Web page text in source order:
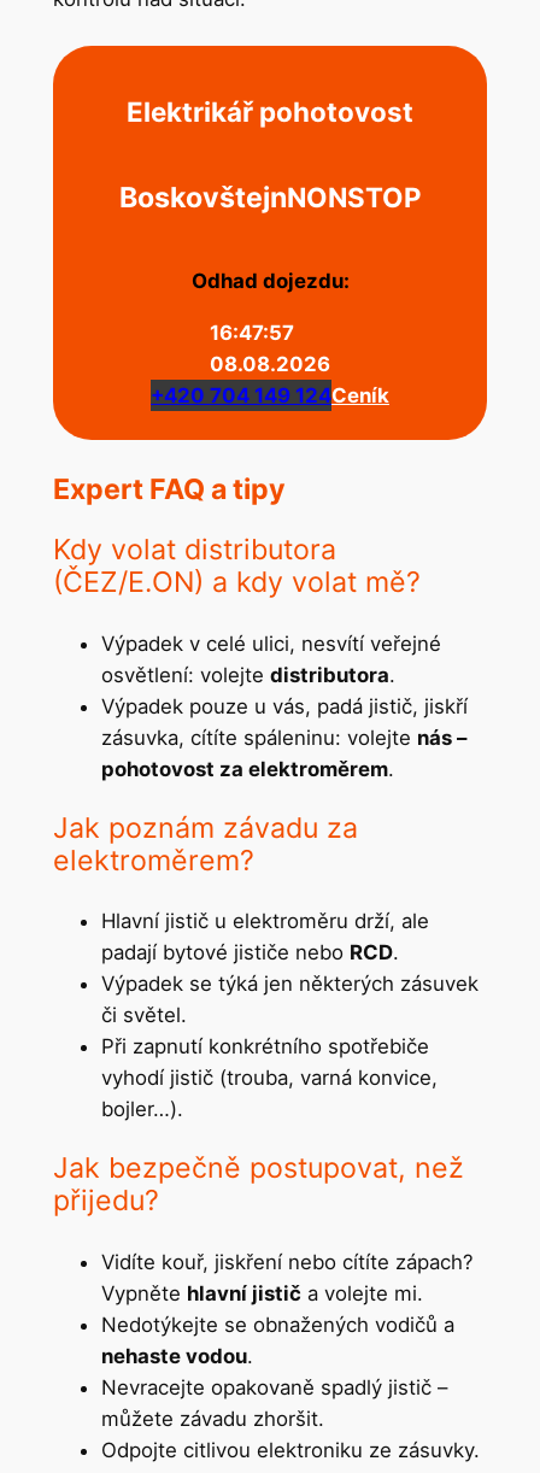
Elektrikář pohotovost
BoskovštejnNONSTOP
Odhad dojezdu:
16:47:57
08.08.2026
+420 704 149 124Ceník
Expert FAQ a tipy
Kdy volat distributora
(ČEZ/E.ON) a kdy volat mě?
Výpadek v celé ulici, nesvítí veřejné
osvětlení: volejte distributora.
Výpadek pouze u vás, padá jistič, jiskří
zásuvka, cítíte spáleninu: volejte nás –
pohotovost za elektroměrem.
Jak poznám závadu za
elektroměrem?
Hlavní jistič u elektroměru drží, ale
padají bytové jističe nebo RCD.
Výpadek se týká jen některých zásuvek
či světel.
Při zapnutí konkrétního spotřebiče
vyhodí jistič (trouba, varná konvice,
bojler…).
Jak bezpečně postupovat, než
přijedu?
Vidíte kouř, jiskření nebo cítíte zápach?
Vypněte hlavní jistič a volejte mi.
Nedotýkejte se obnažených vodičů a
nehaste vodou.
Nevracejte opakovaně spadlý jistič –
můžete závadu zhoršit.
Odpojte citlivou elektroniku ze zásuvky.